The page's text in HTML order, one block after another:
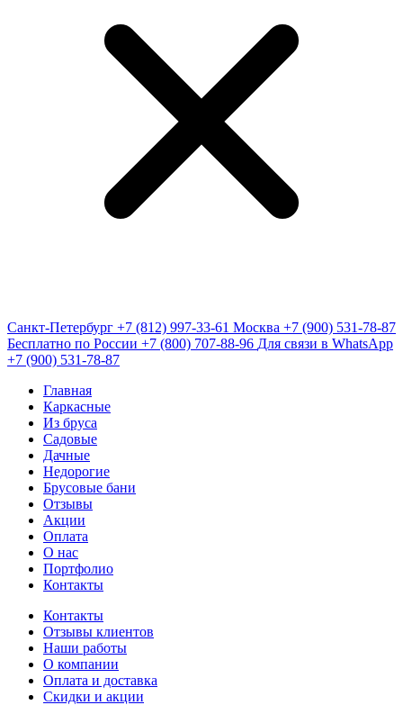
Санкт-Петербург +7 (812) 997-33-61 Москва +7 (900) 531-78-87
Бесплатно по России +7 (800) 707-88-96 Для связи в WhatsApp
+7 (900) 531-78-87
Главная
Каркасные
Из бруса
Садовые
Дачные
Недорогие
Брусовые бани
Отзывы
Акции
Оплата
О нас
Портфолио
Контакты
Контакты
Отзывы клиентов
Наши работы
О компании
Оплата и доставка
Скидки и акции